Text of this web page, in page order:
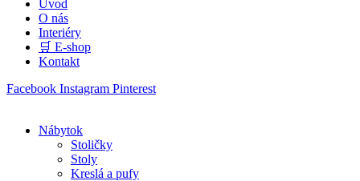
Úvod
O nás
Interiéry
🛒 E-shop
Kontakt
Facebook Instagram Pinterest
Nábytok
Stoličky
Stoly
Kreslá a pufy